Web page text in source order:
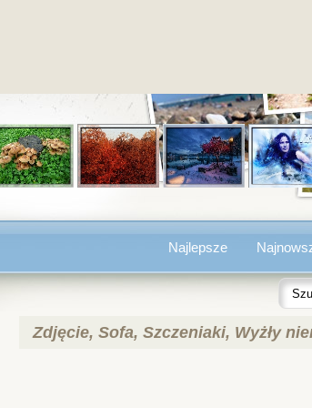
Najlepsze
Zdjęcie, Sofa, Szczeniaki, Wyżły